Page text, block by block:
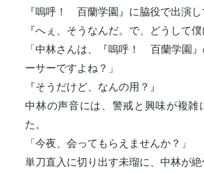
『嗚呼！ 百蘭学園』に脇役で出演し
『へぇ、そうなんだ。で、どうして僕
「中林さんは、『嗚呼！ 百蘭学園
ーサーですよね？」
『そうだけど、なんの用？』
中林の声音には、警戒と興味が複雑
た。
「今夜、会ってもらえませんか？」
単刀直入に切り出す未瑠に、中林が絶